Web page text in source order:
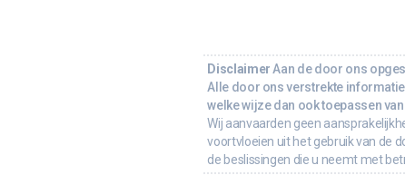
Disclaimer Aan de door ons
Alle door ons verstrekte
welke wijze dan ook toepassen
Wij aanvaarden geen
voortvloeien uit het gebruik van de
de beslissingen die u neemt met